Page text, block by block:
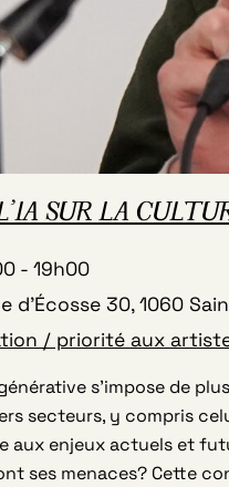
SUR LA
- 19h00
d'Écosse 30, 1060
/ priorité aux
s’impose de
secteurs, y compris
enjeux actuels et
ses menaces? Cette